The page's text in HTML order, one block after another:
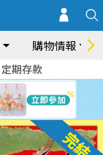
購物情報
定期存款